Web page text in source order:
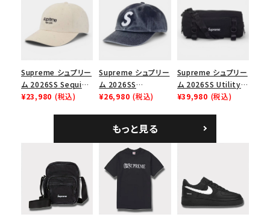
ノツイル キャンプキャ
ップ ブラック
Supreme シュプリー
ム 2026SS Sequin
Denim Classic
ャップ ナチュラル
¥23,980 (税込)
Supreme シュプリー
ム 2026SS
Pigment Coated S
ゴ 6パネル ネイビー
¥26,980 (税込)
Supreme シュプリー
ム 2026SS Utility
Bag ユーティリティ
¥39,980 (税込)
もっと見る